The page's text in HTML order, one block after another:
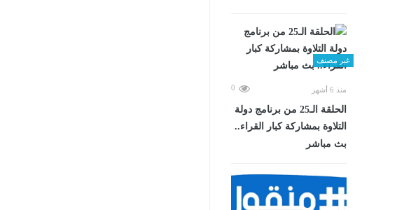
غير مصنف
منذ 6 أشهر 0
الحلقة الـ25 من برنامج دولة
التلاوة بمشاركة كبار القراء..
بث مباشر